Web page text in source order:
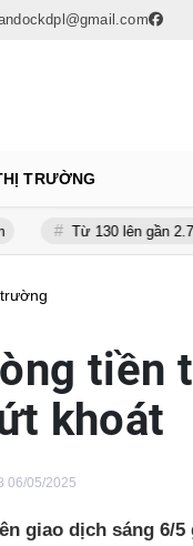
TRƯỜNG
130 lên gần 2.700 tỷ đồng
tiền
khoát
06/05/2025
giao dịch sáng 6/